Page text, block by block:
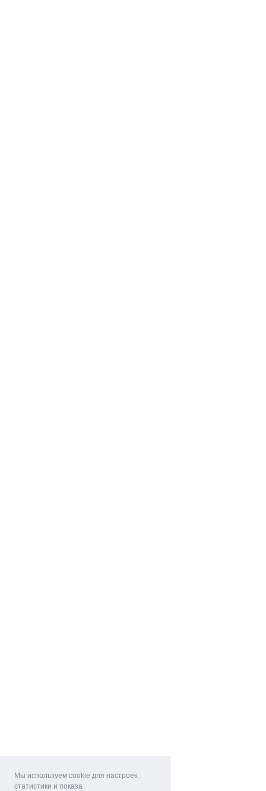
Мы используем cookie для настроек,
статистики и показа